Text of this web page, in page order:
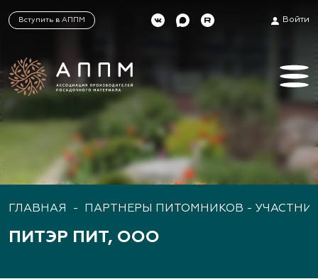
Вступить в АППМ Войти
ГЛАВНАЯ - ПАРТНЕРЫ ПИТОМНИКОВ -
ПИТЭР ПИТ, ООО